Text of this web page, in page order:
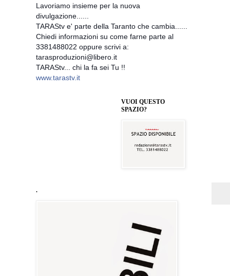
Lavoriamo insieme per la nuova
divulgazione......
TARAStv e' parte della Taranto che cambia......
Chiedi informazioni su come farne parte al
3381488022 oppure scrivi a:
tarasproduzioni@libero.it
TARAStv... chi la fa sei Tu !!
www.tarastv.it
VUOI QUESTO
SPAZIO?
.